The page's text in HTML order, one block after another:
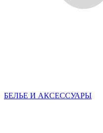
БЕЛЬЕ И АКСЕССУАРЫ